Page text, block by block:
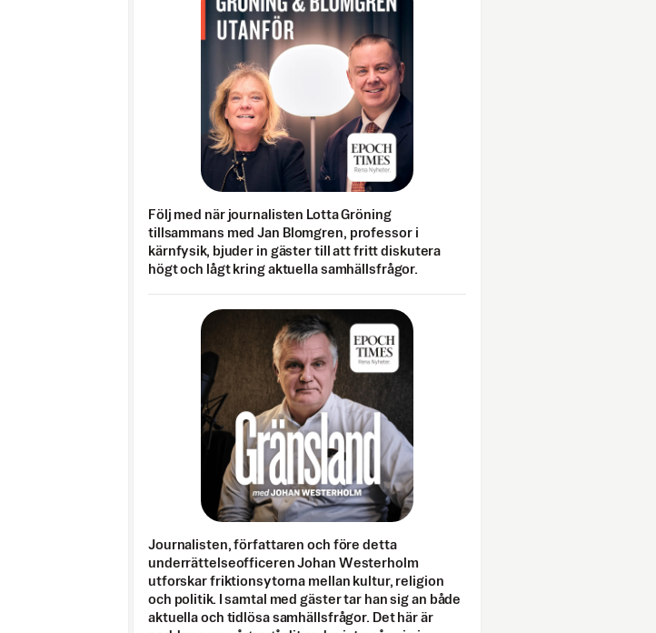
Följ med när journalisten Lotta Gröning
tillsammans med Jan Blomgren, professor i
kärnfysik, bjuder in gäster till att fritt diskutera
högt och lågt kring aktuella samhällsfrågor.
Journalisten, författaren och före detta
underrättelseofficeren Johan Westerholm
utforskar friktionsytorna mellan kultur, religion
och politik. I samtal med gäster tar han sig an både
aktuella och tidlösa samhällsfrågor. Det här är